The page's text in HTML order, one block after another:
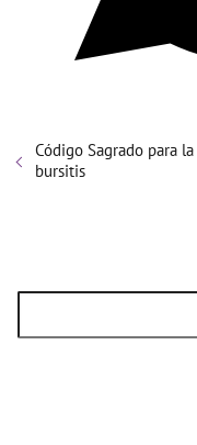
Código Sagrado para la
bursitis